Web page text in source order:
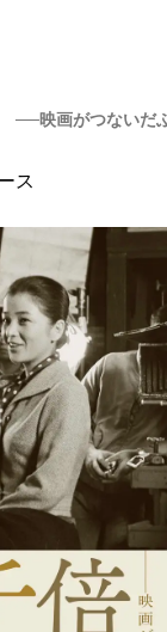
映画がつないだ
ス